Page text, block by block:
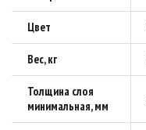
Цвет
Вес, кг
Толщина слоя
минимальная, мм